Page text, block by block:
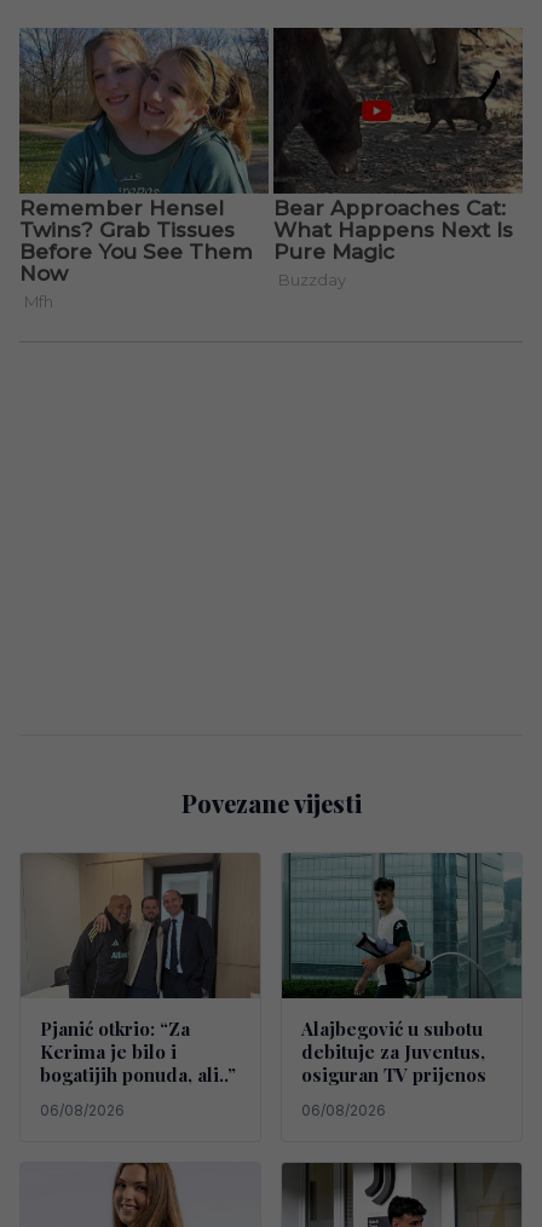
Povezane vijesti
Pjanić otkrio: “Za
Kerima je bilo i
bogatijih ponuda, ali..”
06/08/2026
Alajbegović u subotu
debituje za Juventus,
osiguran TV prijenos
06/08/2026